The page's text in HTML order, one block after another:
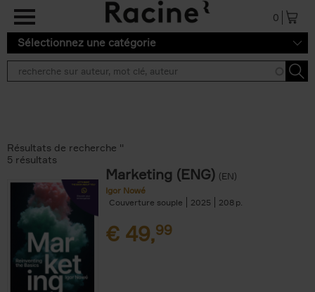
Aller au contenu principal
0
Sélectionnez une catégorie
Résultats de recherche ''
5 résultats
Marketing (ENG) (EN)
Igor Nowé
Couverture souple
2025 208
€ 49,99